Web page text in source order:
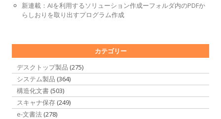
新連載：AIを利用するソリューション作成ーフォルダ内のPDFか
らしおりを取り出すプログラム作成
カテゴリー
デスクトップ製品 (275)
システム製品 (364)
構造化文書 (503)
スキャナ保存 (249)
e-文書法 (278)